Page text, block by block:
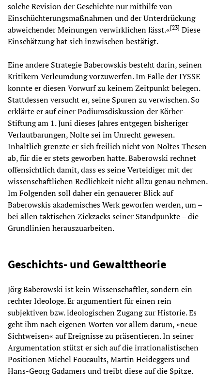
solche Revision der Geschichte nur mithilfe von
Einschüchterungsmaßnahmen und der Unterdrückung
abweichender Meinungen verwirklichen lässt.«[23] Diese
Einschätzung hat sich inzwischen bestätigt.
Eine andere Strategie Baberowskis besteht darin, seinen
Kritikern Verleumdung vorzuwerfen. Im Falle der IYSSE
konnte er diesen Vorwurf zu keinem Zeitpunkt belegen.
Stattdessen versucht er, seine Spuren zu verwischen. So
erklärte er auf einer Podiumsdiskussion der Körber-
Stiftung am 1. Juni dieses Jahres entgegen bisheriger
Verlautbarungen, Nolte sei im Unrecht gewesen.
Inhaltlich grenzte er sich freilich nicht von Noltes Thesen
ab, für die er stets geworben hatte. Baberowski rechnet
offensichtlich damit, dass es seine Verteidiger mit der
wissenschaftlichen Redlichkeit nicht allzu genau nehmen.
Im Folgenden soll daher ein genauerer Blick auf
Baberowskis akademisches Werk geworfen werden, um –
bei allen taktischen Zickzacks seiner Standpunkte – die
Grundlinien herauszuarbeiten.
Geschichts- und Gewalttheorie
Jörg Baberowski ist kein Wissenschaftler, sondern ein
rechter Ideo­loge. Er argumentiert für einen rein
subjektiven bzw. ideologischen Zugang zur Historie. Es
geht ihm nach eigenen Worten vor allem darum, »neue
Sichtweisen« auf Ereignisse zu präsentieren. In seiner
Argumentation stützt er sich auf die irrationalistischen
Positionen Michel Foucaults, Martin Heideggers und
Hans-Georg Gadamers und treibt diese auf die Spitze.